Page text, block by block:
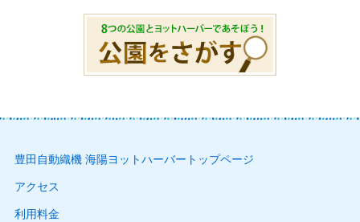
豊田自動織機 海陽ヨットハーバートップページ
アクセス
利用料金